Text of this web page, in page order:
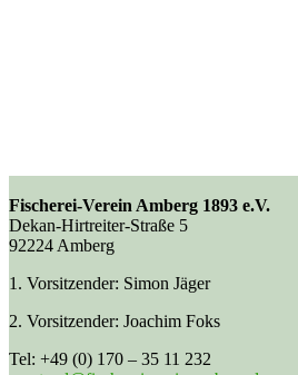
Fischerei-Verein Amberg 1893 e.V.
Dekan-Hirtreiter-Straße 5
92224 Amberg
1. Vorsitzender: Simon Jäger
2. Vorsitzender: Joachim Foks
Tel: +49 (0) 170 – 35 11 232